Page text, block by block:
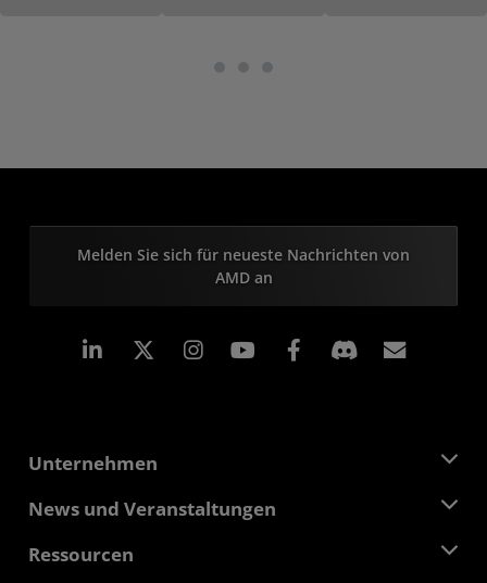
Melden Sie sich für neueste Nachrichten von
AMD an
LinkedIn Instagram Facebook
Unternehmen
Über AMD
Verantwortung
News und Veranstaltungen
Pressebereich
Ressourcen